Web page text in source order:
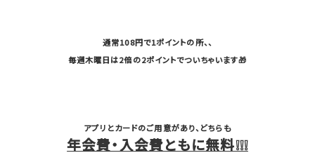
通常108円で1ポイントの所、、
毎週木曜日は2倍の2ポイントでついちゃいます🎁
アプリとカードのご用意があり、どちらも
年会費・入会費ともに無料❕❕❕